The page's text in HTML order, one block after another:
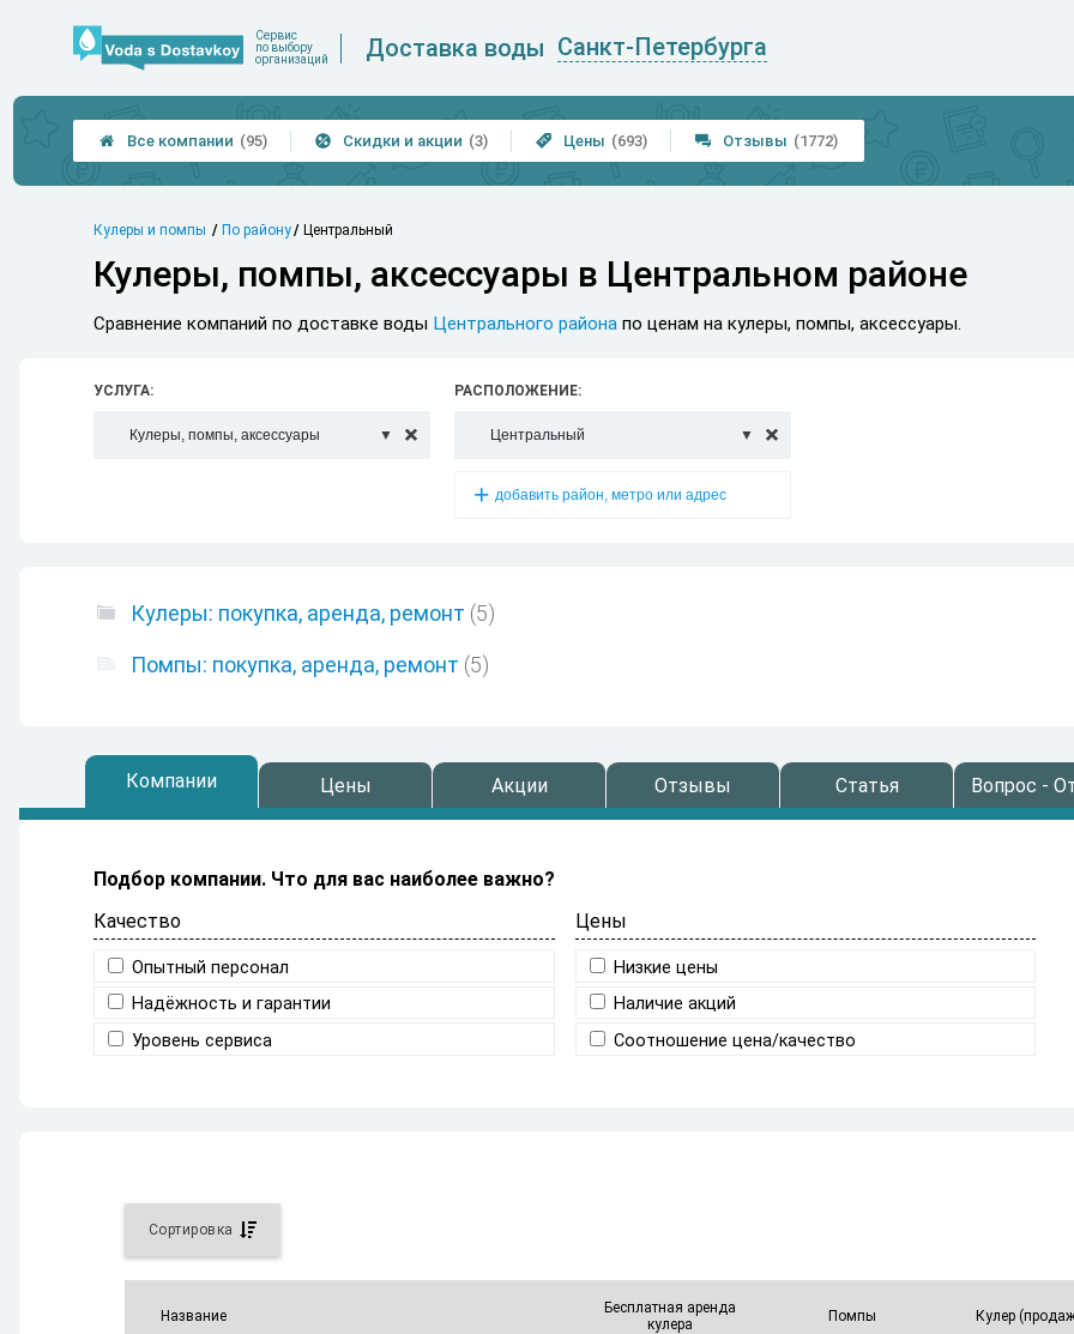
Сервис
по выбору
организаций
Доставка воды Санкт-Петербурга
 Отзывы (1772)
 Цены (693)
 Скидки и акции (3)
 Все компании (95)
Центральный
По району
Кулеры и помпы
Кулеры, помпы, аксессуары в Центральном районе
Сравнение компаний по доставке воды Центрального района по ценам на кулеры, помпы, аксессуары.
УСЛУГА:
Кулеры, помпы, аксессуары 
РАСПОЛОЖЕНИЕ:
Центральный 
добавить район, метро или адрес
 Кулеры: покупка, аренда, ремонт (5)
Помпы: покупка, аренда, ремонт (5)
Компании Цены Акции Отзывы Статья Вопрос -
Подбор компании. Что для вас наиболее важно?
Качество
Опытный персонал
Надёжность и гарантии
Уровень сервиса
Цены
Низкие цены
Наличие акций
Соотношение цена/качество
Сортировка 
Название
Беспла­тная аренда
кулера
Помпы
Кулер